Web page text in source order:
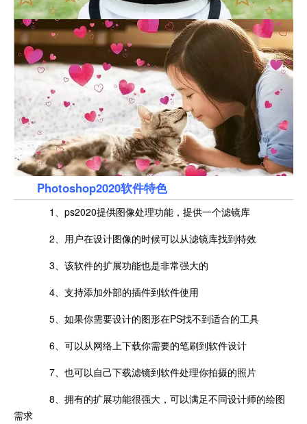
Photoshop2020软件特色
1、ps2020提供图像处理功能，提供一个滤镜库
2、用户在设计图像的时候可以从滤镜库找到特效
3、该软件的扩展功能也是非常强大的
4、支持添加外部的插件到软件使用
5、如果你需要设计的图形在PS找不到适合的工具
6、可以从网络上下载你需要的笔刷到软件设计
7、也可以自己下载滤镜到软件处理你拍摄的照片
8、拥有的扩展功能很强大，可以满足不同设计师的绘图
需求